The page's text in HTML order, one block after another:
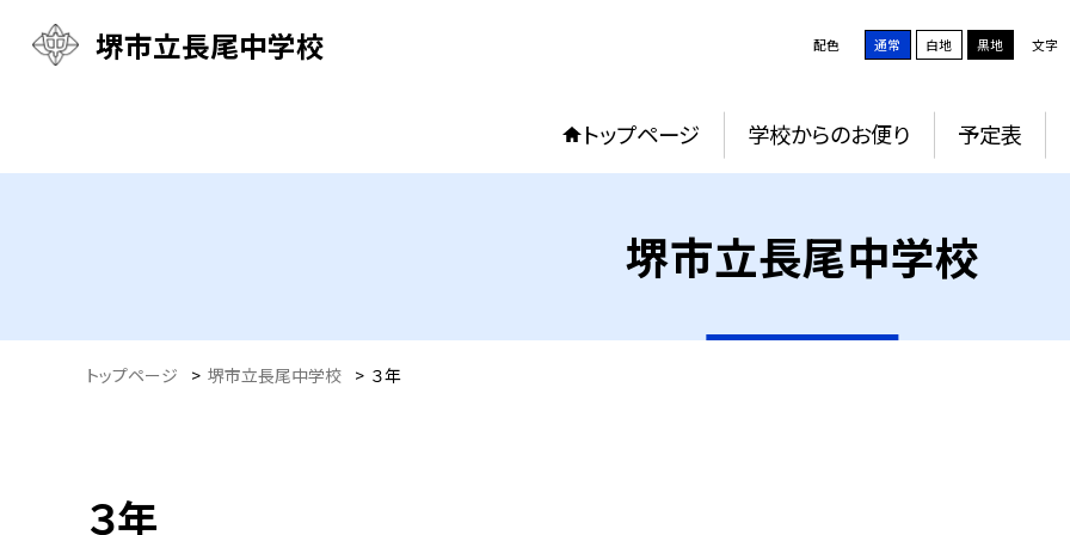
堺市立長尾中学校 配色 通常 白地 黒地 文字
トップページ 学校からのお便り 予定表
堺市立長尾中学校
トップページ > 堺市立長尾中学校 > ３年
３年